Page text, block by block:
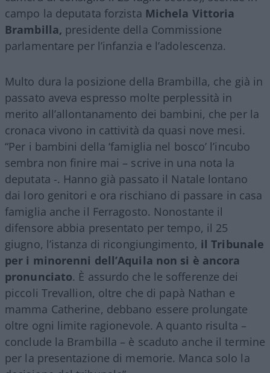
campo la deputata forzista Michela Vittoria
Brambilla, presidente della Commissione
parlamentare per l’infanzia e l’adolescenza.
Multo dura la posizione della Brambilla, che già in
passato aveva espresso molte perplessità in
merito all’allontanamento dei bambini, che per la
cronaca vivono in cattività da quasi nove mesi.
“Per i bambini della ‘famiglia nel bosco’ l’incubo
sembra non finire mai – scrive in una nota la
deputata -. Hanno già passato il Natale lontano
dai loro genitori e ora rischiano di passare in casa
famiglia anche il Ferragosto. Nonostante il
difensore abbia presentato per tempo, il 25
giugno, l’istanza di ricongiungimento, il Tribunale
per i minorenni dell’Aquila non si è ancora
pronunciato. È assurdo che le sofferenze dei
piccoli Trevallion, oltre che di papà Nathan e
mamma Catherine, debbano essere prolungate
oltre ogni limite ragionevole. A quanto risulta –
conclude la Brambilla – è scaduto anche il termine
per la presentazione di memorie. Manca solo la